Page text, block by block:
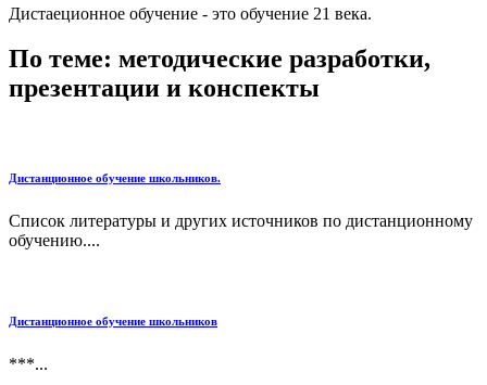
Дистаеционное обучение - это обучение 21 века.
По теме: методические разработки,
презентации и конспекты
Дистанционное обучение школьников.
Список литературы и других источников по дистанционному
обучению....
Дистанционное обучение школьников
***...